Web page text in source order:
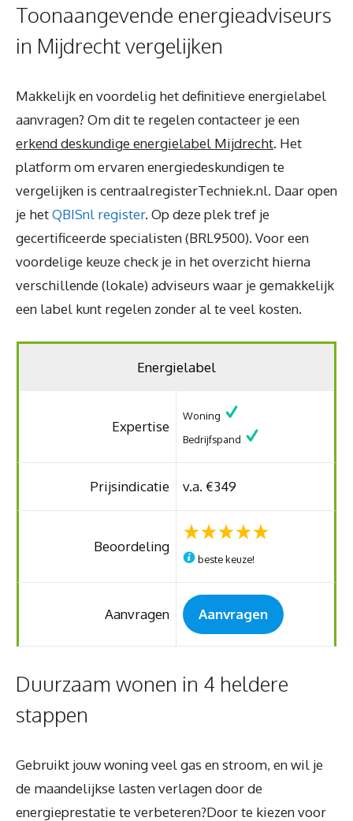
Toonaangevende energieadviseurs
in Mijdrecht vergelijken
Makkelijk en voordelig het definitieve energielabel
aanvragen? Om dit te regelen contacteer je een
erkend deskundige energielabel Mijdrecht. Het
platform om ervaren energiedeskundigen te
vergelijken is centraalregisterTechniek.nl. Daar open
je hetQBISnl register. Op deze plek tref je
gecertificeerde specialisten (BRL9500). Voor een
voordelige keuze check je in het overzicht hierna
verschillende (lokale) adviseurs waar je gemakkelijk
een label kunt regelen zonder al te veel kosten.
Energielabel
Expertise
Woning
Bedrijfspand
Prijsindicatie v.a. €349
Beoordeling
beste keuze!
Aanvragen Aanvragen
Duurzaam wonen in 4 heldere
stappen
Gebruikt jouw woning veel gas en stroom, en wil je
de maandelijkse lasten verlagen door de
energieprestatie te verbeteren?Door te kiezen voor